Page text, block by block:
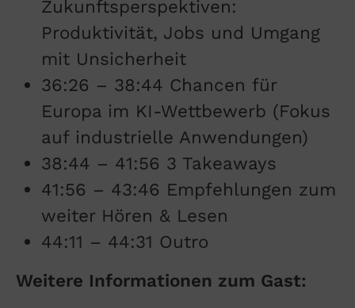
Zukunftsperspektiven:
Produktivität, Jobs und Umgang
mit Unsicherheit
36:26 – 38:44 Chancen für
Europa im KI-Wettbewerb (Fokus
auf industrielle Anwendungen)
38:44 – 41:56 3 Takeaways
41:56 – 43:46 Empfehlungen zum
weiter Hören & Lesen
44:11 – 44:31 Outro
Weitere Informationen zum Gast: